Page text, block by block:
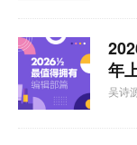
年
吴诗